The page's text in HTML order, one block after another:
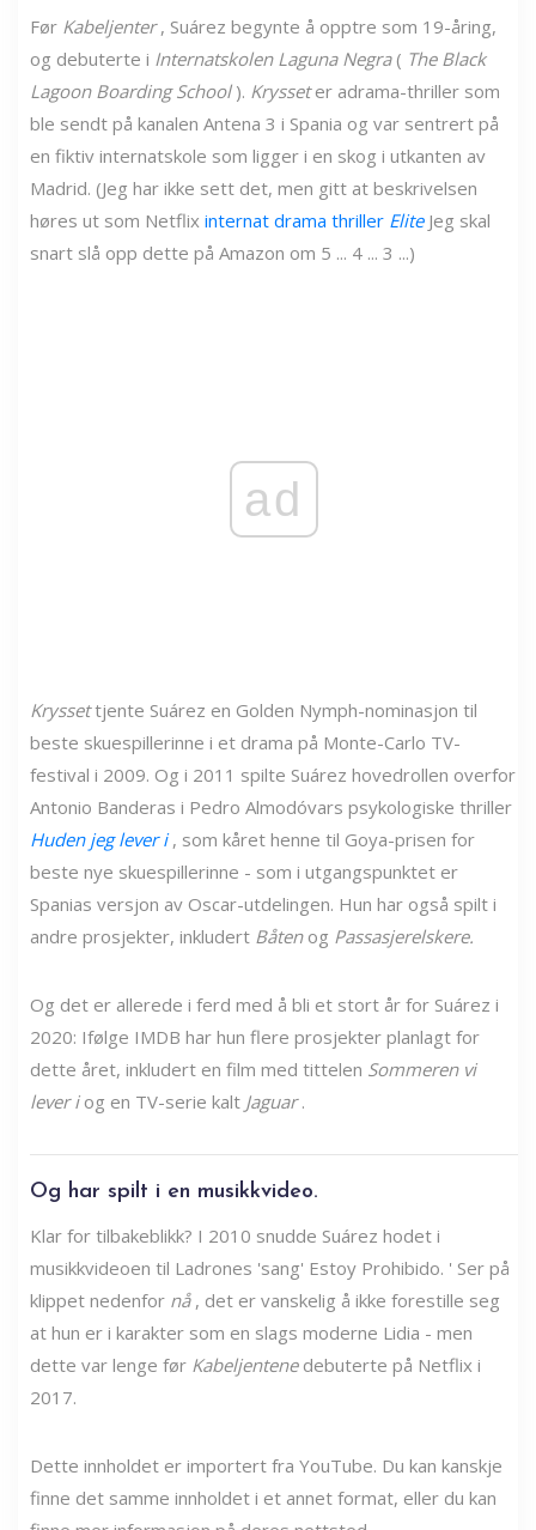
Før Kabeljenter, Suárez begynte å opptre som 19-åring,
og debuterte i Internatskolen Laguna Negra( The Black
Lagoon Boarding School). Krysseter adrama-thriller som
ble sendt på kanalen Antena 3 i Spania og var sentrert på
en fiktiv internatskole som ligger i en skog i utkanten av
Madrid. (Jeg har ikke sett det, men gitt at beskrivelsen
høres ut som Netflix internat drama thriller Elite Jeg skal
snart slå opp dette på Amazon om 5 ... 4 ... 3 ...)
ad
Kryssettjente Suárez en Golden Nymph-nominasjon til
beste skuespillerinne i et drama på Monte-Carlo TV-
festival i 2009. Og i 2011 spilte Suárez hovedrollen overfor
Antonio Banderas i Pedro Almodóvars psykologiske thriller
Huden jeg lever i , som kåret henne til Goya-prisen for
beste nye skuespillerinne - som i utgangspunktet er
Spanias versjon av Oscar-utdelingen. Hun har også spilt i
andre prosjekter, inkludert Båtenog Passasjerelskere.
Og det er allerede i ferd med å bli et stort år for Suárez i
2020: Ifølge IMDB har hun flere prosjekter planlagt for
dette året, inkludert en film med tittelen Sommeren vi
lever iog en TV-serie kalt Jaguar.
Og har spilt i en musikkvideo.
Klar for tilbakeblikk? I 2010 snudde Suárez hodet i
musikkvideoen til Ladrones 'sang' Estoy Prohibido. ' Ser på
klippet nedenfor nå, det er vanskelig å ikke forestille seg
at hun er i karakter som en slags moderne Lidia - men
dette var lenge før Kabeljentenedebuterte på Netflix i
2017.
Dette innholdet er importert fra YouTube. Du kan kanskje
finne det samme innholdet i et annet format, eller du kan